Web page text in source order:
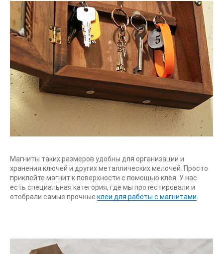
Магниты таких размеров удобны для организации и
хранения ключей и других металлических мелочей. Просто
приклейте магнит к поверхности с помощью клея. У нас
есть специальная категория, где мы протестировали и
отобрали самые прочные клеи для работы с магнитами